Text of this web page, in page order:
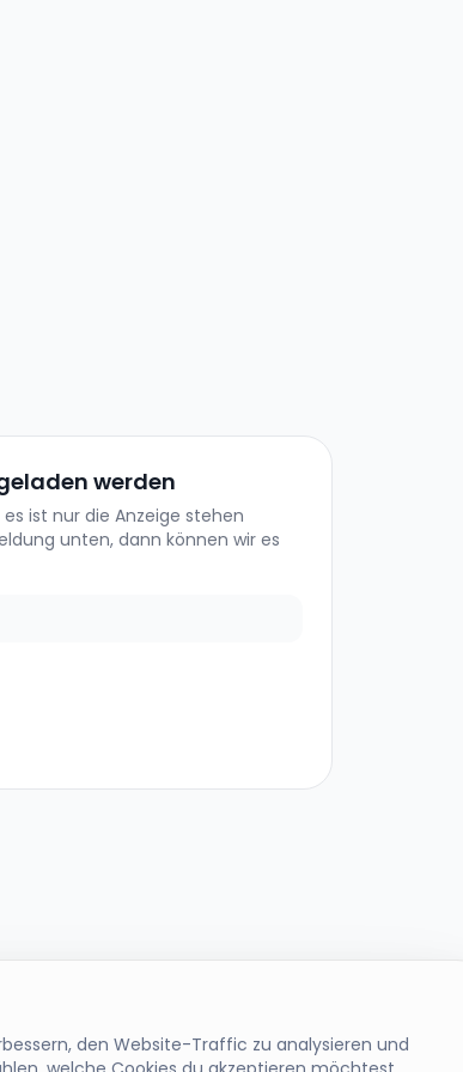
den Website-Traffic zu analysieren und
werden
ist nur die Anzeige stehen
unten, dann können wir es